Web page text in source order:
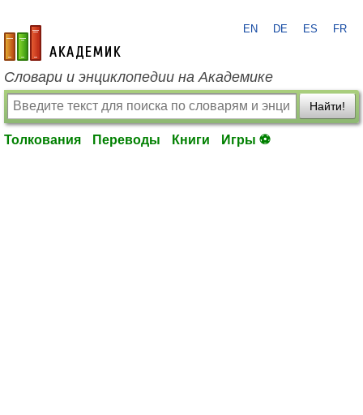
academic.ru
EN DE ES FR
Словари и энциклопедии на Академике
Найти!
Толкования Переводы Книги Игры ⚽